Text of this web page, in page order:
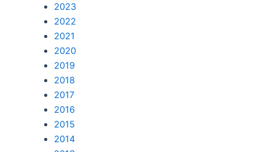
2023
2022
2021
2020
2019
2018
2017
2016
2015
2014